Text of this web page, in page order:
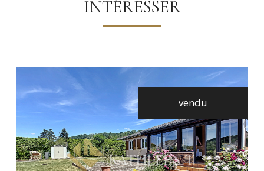
INTÉRESSER
vendu
voir le bien